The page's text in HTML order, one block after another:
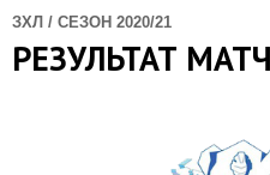
ЗХЛ / СЕЗОН 2020/21
РЕЗУЛЬТАТ